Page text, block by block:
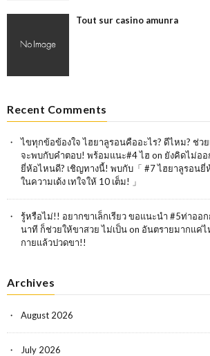
Tout sur casino amunra
Recent Comments
ไขทุกข้อข้องใจ ไฮยาลูรอนคืออะไร? ดีไหม? ช่ว
จะพบกับคำตอบ! พร้อมแนะ#4 ไฮ on ยังคิดไม่ออ
ยี่ห้อไหนดี? เชิญทางนี้! พบกับ「 #7 ไฮยาลูรอนยี่
ในความเด้ง เทใจให้ 10 เต็ม! 」
รู้หรือไม่!! อยากขาเล็กเรียว ขอแนะนำ #5ท่าออก
นาที ก็ช่วยให้ขาสวย ไม่เป็นon อันตรายมากแค่ไ
กายแล้วปวดขา!!
Archives
August 2026
July 2026